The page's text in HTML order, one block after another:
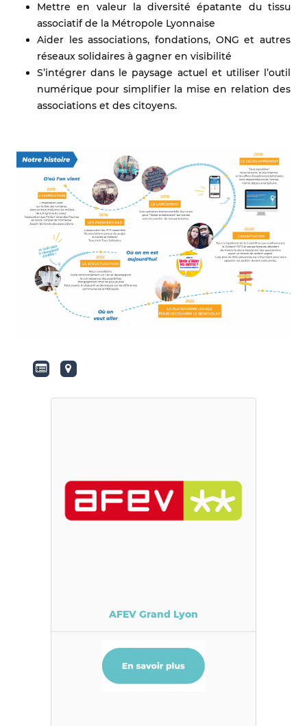
Mettre en valeur la diversité épatante du tissu
associatif de la Métropole Lyonnaise
Aider les associations, fondations, ONG et autres
réseaux solidaires à gagner en visibilité
S’intégrer dans le paysage actuel et utiliser l’outil
numérique pour simplifier la mise en relation des
associations et des citoyens.
AFEV Grand Lyon